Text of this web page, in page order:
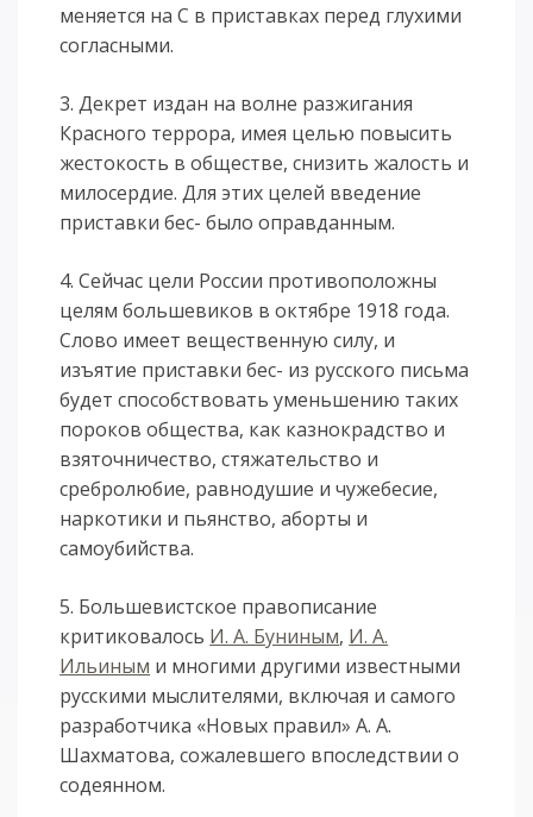
меняется на С в приставках перед глухими
согласными.
3. Декрет издан на волне разжигания
Красного террора, имея целью повысить
жестокость в обществе, снизить жалость и
милосердие. Для этих целей введение
приставки бес- было оправданным.
4. Сейчас цели России противоположны
целям большевиков в октябре 1918 года.
Слово имеет вещественную силу, и
изъятие приставки бес- из русского письма
будет способствовать уменьшению таких
пороков общества, как казнокрадство и
взяточничество, стяжательство и
сребролюбие, равнодушие и чужебесие,
наркотики и пьянство, аборты и
самоубийства.
5. Большевистское правописание
критиковалось И. А. Буниным, И. А.
Ильиным и многими другими известными
русскими мыслителями, включая и самого
разработчика «Новых правил» А. А.
Шахматова, сожалевшего впоследствии о
содеянном.